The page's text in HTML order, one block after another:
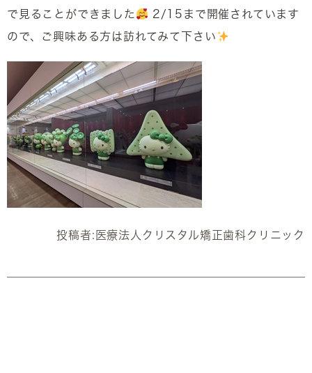
で見ることができました
2/15まで開催されています
ので、ご興味ある方は訪れてみて下さい
投稿者: 医療法人クリスタル矯正歯科クリニック